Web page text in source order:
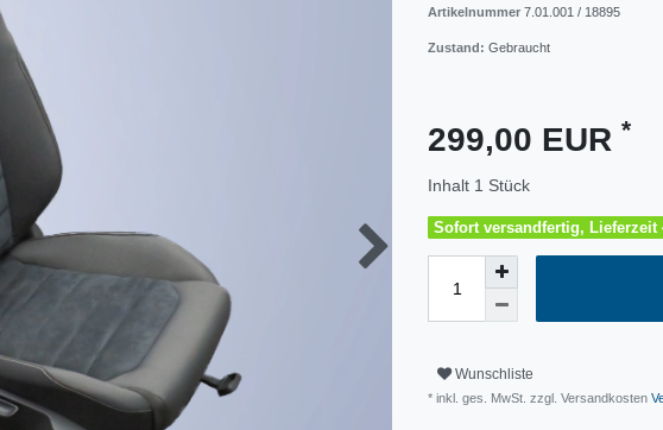
Artikelnummer 7.01.001 / 18895
Zustand: Gebraucht
299,00 EUR *
Inhalt 1 Stück
Sofort versandfertig, Lieferzeit
Wunschliste
* inkl. ges. MwSt. zzgl. Versandkosten